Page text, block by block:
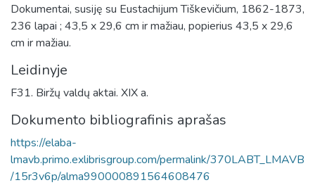
Dokumentai, susiję su Eustachijum Tiškevičium, 1862-1873,
236 lapai ; 43,5 x 29,6 cm ir mažiau, popierius 43,5 x 29,6
cm ir mažiau.
Leidinyje
F31. Biržų valdų aktai. XIX a.
Dokumento bibliografinis aprašas
https://elaba-
lmavb.primo.exlibrisgroup.com/permalink/370LABT_LMAVB
/15r3v6p/alma990000891564608476